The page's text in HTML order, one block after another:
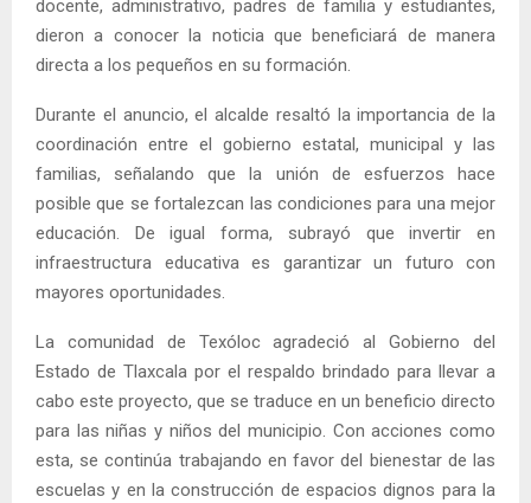
docente, administrativo, padres de familia y estudiantes,
dieron a conocer la noticia que beneficiará de manera
directa a los pequeños en su formación.
Durante el anuncio, el alcalde resaltó la importancia de la
coordinación entre el gobierno estatal, municipal y las
familias, señalando que la unión de esfuerzos hace
posible que se fortalezcan las condiciones para una mejor
educación. De igual forma, subrayó que invertir en
infraestructura educativa es garantizar un futuro con
mayores oportunidades.
La comunidad de Texóloc agradeció al Gobierno del
Estado de Tlaxcala por el respaldo brindado para llevar a
cabo este proyecto, que se traduce en un beneficio directo
para las niñas y niños del municipio. Con acciones como
esta, se continúa trabajando en favor del bienestar de las
escuelas y en la construcción de espacios dignos para la